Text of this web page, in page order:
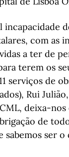
incapacidade
com as
a ter de
terem os
serviços de
Rui
deixa-nos
de
sabemos ser o